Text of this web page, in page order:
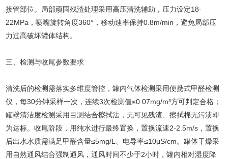
接管部位。局部顽固残渣处理采用高压清洗辅助，压力设定18-
22MPa，喷嘴旋转角度360°，移动速率保持0.8m/min，避免局部压
力过高破坏罐体结构。
三、检测与收尾参数要求
清洗后的检测需落实多维度管控，罐内气体检测采用便携式甲醛检测
仪，每30分钟采样一次，连续3次检测值≤0.07mg/m³方可判定合格；
罐壁清洁度检测采用目测结合擦拭法，无可见残渣、擦拭棉无污渍即
为达标。收尾阶段，用纯水进行最终置换，置换流速2-2.5m/s，置换
后出水水质需满足甲醛含量≤5mg/L、电导率≤10μS/cm。罐体干燥采
用自然通风结合强制通风，通风时间不少于2小时，罐内相对湿度降